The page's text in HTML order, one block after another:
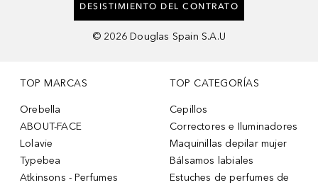
DESISTIMIENTO DEL CONTRATO
© 2026 Douglas Spain S.A.U
TOP MARCAS
Orebella
ABOUT-FACE
Lolavie
Typebea
Atkinsons - Perfumes
TOP CATEGORÍAS
Cepillos
Correctores e Iluminadores
Maquinillas depilar mujer
Bálsamos labiales
Estuches de perfumes de